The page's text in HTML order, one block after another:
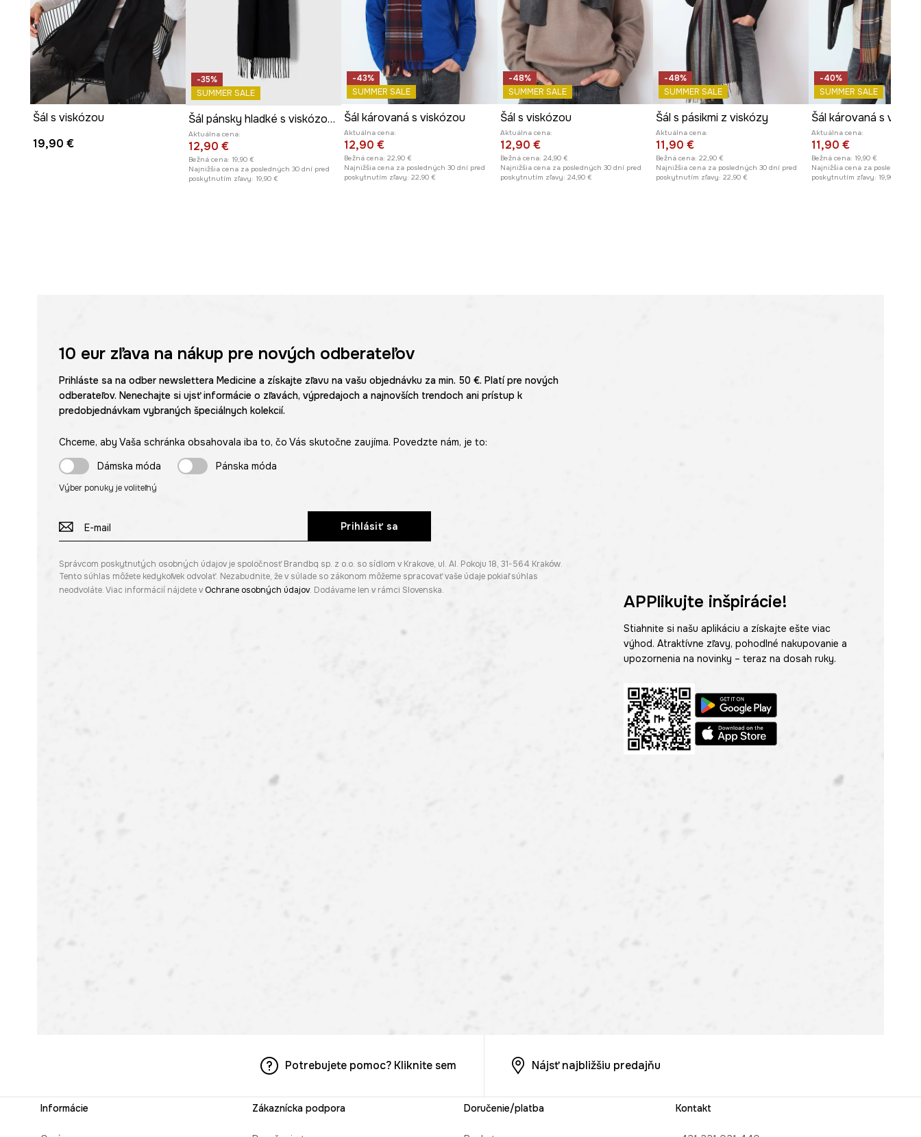
Šál s viskózou
19,90 €
-35%
SUMMER SALE
Šál pánsky hladké s viskózou čierna farba
Aktuálna cena:
12,90 €
Bežná cena: 19,90 €
Najnižšia cena za posledných 30 dní pred
poskytnutím zľavy: 19,90 €
-43%
SUMMER SALE
Šál károvaná s viskózou
Aktuálna cena:
12,90 €
Bežná cena: 22,90 €
Najnižšia cena za posledných 30 dní pred
poskytnutím zľavy: 22,90 €
-48%
SUMMER SALE
Šál s viskózou
Aktuálna cena:
12,90 €
Bežná cena: 24,90 €
Najnižšia cena za posledných 30 dní pred
poskytnutím zľavy: 24,90 €
-48%
SUMMER SALE
Šál s pásikmi z viskózy
Aktuálna cena:
11,90 €
Bežná cena: 22,90 €
Najnižšia cena za posledných 30 dní pred
poskytnutím zľavy: 22,90 €
-40%
SUMMER SALE
Šál károvaná s
Aktuálna cena:
11,90 €
Bežná cena: 19,90 €
Najnižšia cena za posledných
poskytnutím zľavy: 19,90 €
10 eurzľava na nákup pre nových odberateľov
Prihláste sa na odber newslettera Medicine a získajte zľavu na vašu objednávku za min. 50 €. Platí pre nových
odberateľov. Nenechajte si ujsť informácie o zľavách, výpredajoch a najnovších trendoch ani prístup k
predobjednávkam vybraných špeciálnych kolekcií.
Chceme, aby Vaša schránka obsahovala iba to, čo Vás skutočne zaujíma. Povedzte nám, je to:
Dámska móda
Pánska móda
Výber ponuky je voliteľný
Prihlásiť sa
Správcom poskytnutých osobných údajov je spoločnosť Brandbq sp. z o.o. so sídlom v Krakove, ul. Al. Pokoju 18, 31-564 Kraków.
Tento súhlas môžete kedykoľvek odvolať. Nezabudnite, že v súlade so zákonom môžeme spracovať vaše údaje pokiaľ súhlas
neodvoláte. Viac informácií nájdete v Ochrane osobných údajov. Dodávame len v rámci Slovenska.
APPlikujte inšpirácie!
Stiahnite si našu aplikáciu a získajte ešte viac
výhod. Atraktívne zľavy, pohodlné nakupovanie a
upozornenia na novinky – teraz na dosah ruky.
Potrebujete pomoc? Kliknite sem Nájsť najbližšiu predajňu
Informácie Zákaznícka podpora Doručenie/platba Kontakt